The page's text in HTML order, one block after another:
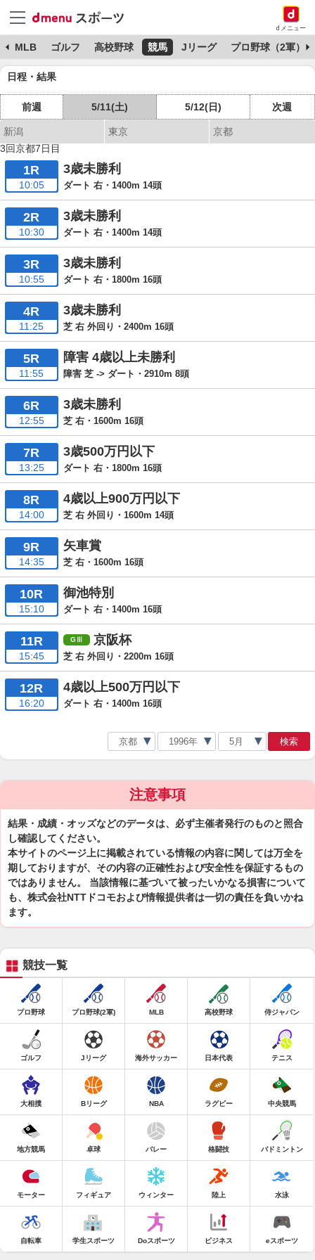
dメニュー
MLB ゴルフ 高校野球 競馬 Jリーグ プロ野球（2軍）
日程・結果
前週 5/11(土) 5/12(日) 次週
新潟 東京
京都
3回京都7日目
1R
10:05
3歳未勝利
ダート 右・1400m 14頭
2R
10:30
3歳未勝利
ダート 右・1400m 14頭
3R
10:55
3歳未勝利
ダート 右・1800m 16頭
4R
11:25
3歳未勝利
芝 右 外回り・2400m 16頭
5R
11:55
障害 4歳以上未勝利
障害 芝 -> ダート・2910m 8頭
6R
12:55
3歳未勝利
芝 右・1600m 16頭
7R
13:25
3歳500万円以下
ダート 右・1800m 16頭
8R
14:00
4歳以上900万円以下
芝 右 外回り・1600m 14頭
9R
14:35
矢車賞
芝 右・1600m 16頭
10R
15:10
御池特別
ダート 右・1400m 16頭
11R
15:45
京阪杯
芝 右 外回り・2200m 16頭
12R
16:20
4歳以上500万円以下
ダート 右・1400m 16頭
検索
注意事項
結果・成績・オッズなどのデータは、必ず主催者発行のものと照合
し確認してください。
本サイトのページ上に掲載されている情報の内容に関しては万全を
期しておりますが、その内容の正確性および安全性を保証するもの
ではありません。 当該情報に基づいて被ったいかなる損害について
も、株式会社NTTドコモおよび情報提供者は一切の責任を負いかね
ます。
競技一覧
プロ野球 プロ野球(2軍) MLB 高校野球 侍ジャパン
ゴルフ Jリーグ 海外サッカー 日本代表 テニス
大相撲 Bリーグ NBA ラグビー 中央競馬
地方競馬 卓球 バレー 格闘技 バドミントン
モーター フィギュア ウィンター 陸上 水泳
自転車 学生スポーツ Doスポーツ ビジネス eスポーツ